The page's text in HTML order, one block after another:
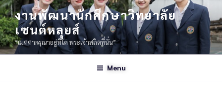
งานพัฒนานักศึกษาวิทยาลัย
เซนต์หลุยส์
“เมตตากรุณาอยู่ที่ใด พระเจ้าสถิตที่นั่น”
Menu